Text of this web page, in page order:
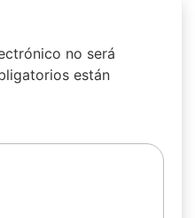
no será
están